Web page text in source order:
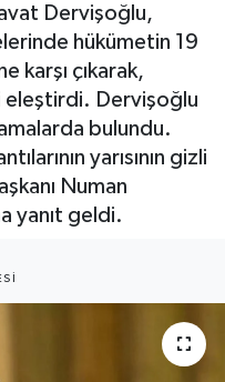
Dervişoğlu,
hükümetin 19
karşı çıkarak,
eleştirdi. Dervişoğlu
bulundu.
yarısının gizli
Numan
yanıt geldi.